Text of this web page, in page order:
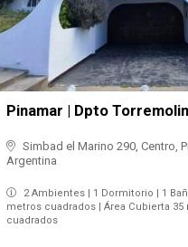
Pinamar | Dpto
Simbad el Marino 290, Centro,
Argentina
2 Ambientes | 1 Dormitorio | 1
metros cuadrados | Área Cubierta 35
cuadrados